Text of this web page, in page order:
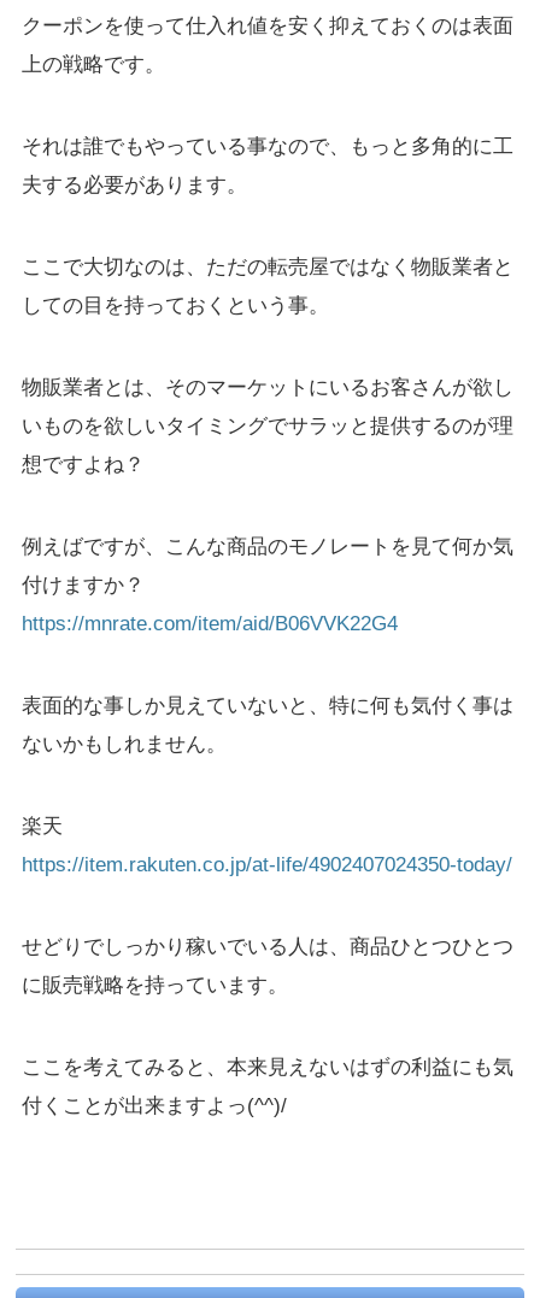
クーポンを使って仕入れ値を安く抑えておくのは表面
上の戦略です。
それは誰でもやっている事なので、もっと多角的に工
夫する必要があります。
ここで大切なのは、ただの転売屋ではなく物販業者と
しての目を持っておくという事。
物販業者とは、そのマーケットにいるお客さんが欲し
いものを欲しいタイミングでサラッと提供するのが理
想ですよね？
例えばですが、こんな商品のモノレートを見て何か気
付けますか？
https://mnrate.com/item/aid/B06VVK22G4
表面的な事しか見えていないと、特に何も気付く事は
ないかもしれません。
楽天
https://item.rakuten.co.jp/at-life/4902407024350-today/
せどりでしっかり稼いでいる人は、商品ひとつひとつ
に販売戦略を持っています。
ここを考えてみると、本来見えないはずの利益にも気
付くことが出来ますよっ(^^)/